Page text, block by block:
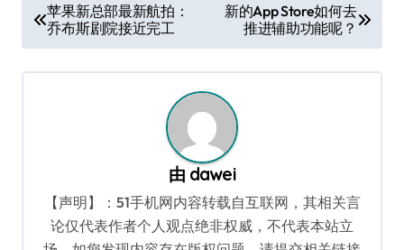
章
导
苹果新总部最新航拍：
乔布斯剧院接近完工
新的App Store如何去
推进辅助功能呢？
由 dawei
【声明】：51手机网内容转载自互联网，其相关言
论仅代表作者个人观点绝非权威，不代表本站立